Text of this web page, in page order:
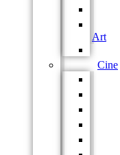
Art
Cine